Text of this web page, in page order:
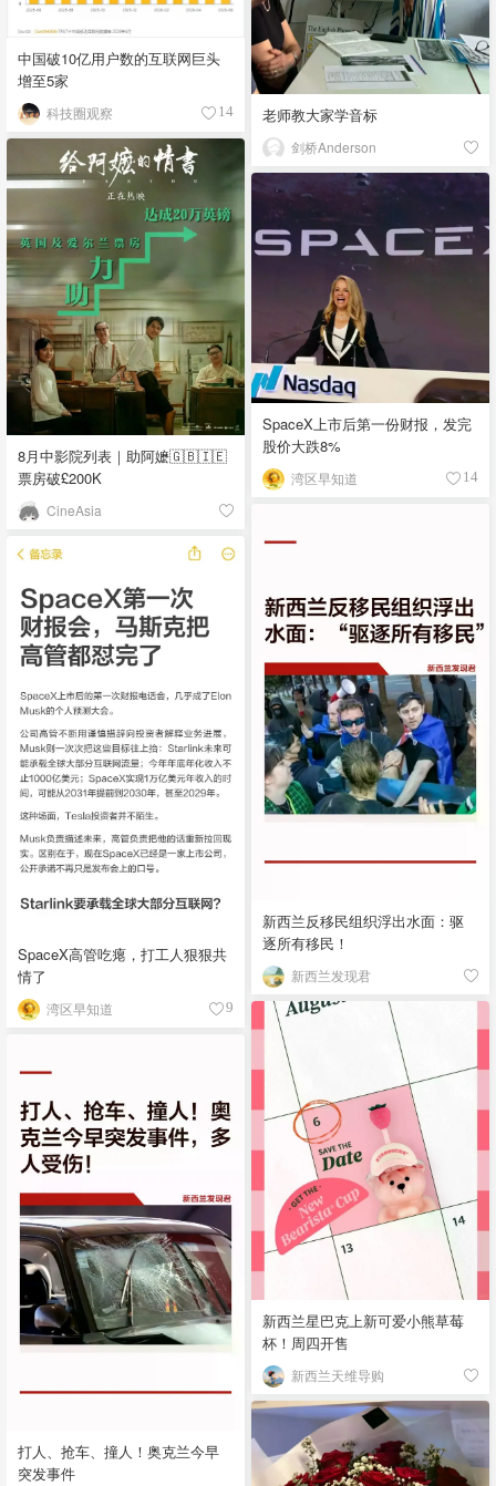
老师教大家学音标
剑桥Anderson
中国破10亿用户数的互联网巨头
增至5家
科技圈观察 14
8月中影院列表｜助阿嬷🇬🇧🇮🇪
票房破£200K
CineAsia
SpaceX上市后第一份财报，发完
股价大跌8%
湾区早知道 14
新西兰反移民组织浮出水面：驱
逐所有移民！
新西兰发现君
SpaceX高管吃瘪，打工人狠狠共
情了
湾区早知道 9
新西兰星巴克上新可爱小熊草莓
杯！周四开售
新西兰天维导购
打人、抢车、撞人！奥克兰今早
突发事件